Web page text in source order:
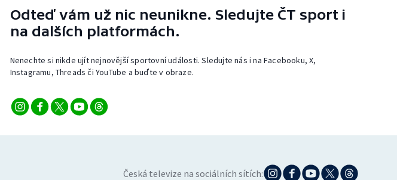
Odteď vám už nic neunikne. Sledujte ČT sport i
na dalších platformách.
Nenechte si nikde ujít nejnovější sportovní události. Sledujte nás i na Facebooku, X,
Instagramu, Threads či YouTube a buďte v obraze.
Česká televize na sociálních sítích: